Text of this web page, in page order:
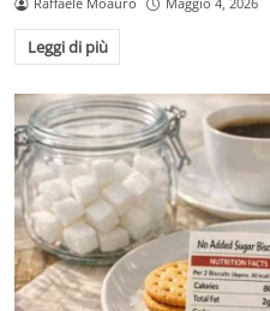
Leggi di più